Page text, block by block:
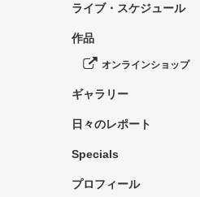
ライブ・スケジュール
作品
オンラインショップ
ギャラリー
日々のレポート
Specials
プロフィール